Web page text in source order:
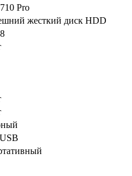
Pro
жесткий диск HDD